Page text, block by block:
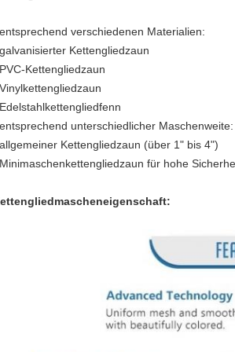
verschiedenen Materialien:
Kettengliedzaun
Kettengliedzaun
unterschiedlicher Maschenweite:
Kettengliedzaun (über 1" bis 4")
für hohe